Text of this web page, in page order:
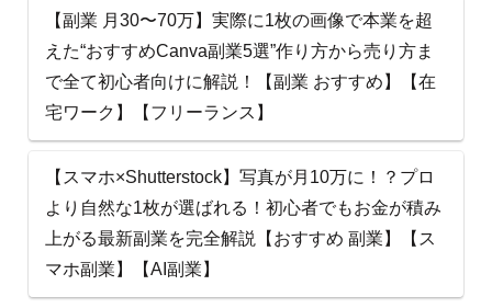
【副業 月30〜70万】実際に1枚の画像で本業を超
えた“おすすめCanva副業5選”作り方から売り方ま
で全て初心者向けに解説！【副業 おすすめ】【在
宅ワーク】【フリーランス】
【スマホ×Shutterstock】写真が月10万に！？プロ
より自然な1枚が選ばれる！初心者でもお金が積み
上がる最新副業を完全解説【おすすめ 副業】【ス
マホ副業】【AI副業】